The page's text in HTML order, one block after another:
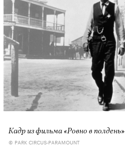
Кадр из фильма «Ровно в полдень»
© PARK CIRCUS-PARAMOUNT